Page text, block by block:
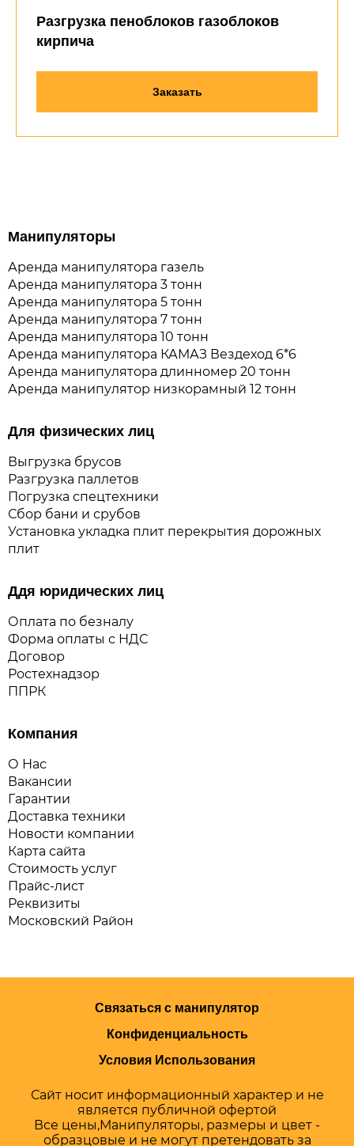
Разгрузка пеноблоков газоблоков
кирпича
Заказать
Манипуляторы
Аренда манипулятора газель
Аренда манипулятора 3 тонн
Аренда манипулятора 5 тонн
Аренда манипулятора 7 тонн
Аренда манипулятора 10 тонн
Аренда манипулятора КАМАЗ Вездеход 6*6
Аренда манипулятора длинномер 20 тонн
Аренда манипулятор низкорамный 12 тонн
Для физических лиц
Выгрузка брусов
Разгрузка паллетов
Погрузка спецтехники
Сбор бани и срубов
Установка укладка плит перекрытия дорожных
плит
Ддя юридических лиц
Оплата по безналу
Форма оплаты с НДС
Договор
Ростехнадзор
ППРК
Компания
О Нас
Вакансии
Гарантии
Доставка техники
Новости компании
Карта сайта
Стоимость услуг
Прайс-лист
Реквизиты
Московский Район
Связаться с манипулятор
Конфиденциальность
Условия Использования
Сайт носит информационный характер и не
является публичной офертой
Все цены,Манипуляторы, размеры и цвет -
образцовые и не могут претендовать за